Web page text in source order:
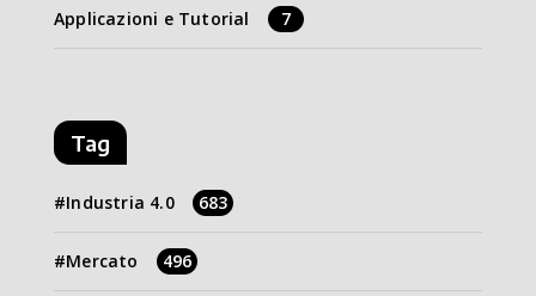
Applicazioni e Tutorial 7
Tag
Industria 4.0 683
Mercato 496